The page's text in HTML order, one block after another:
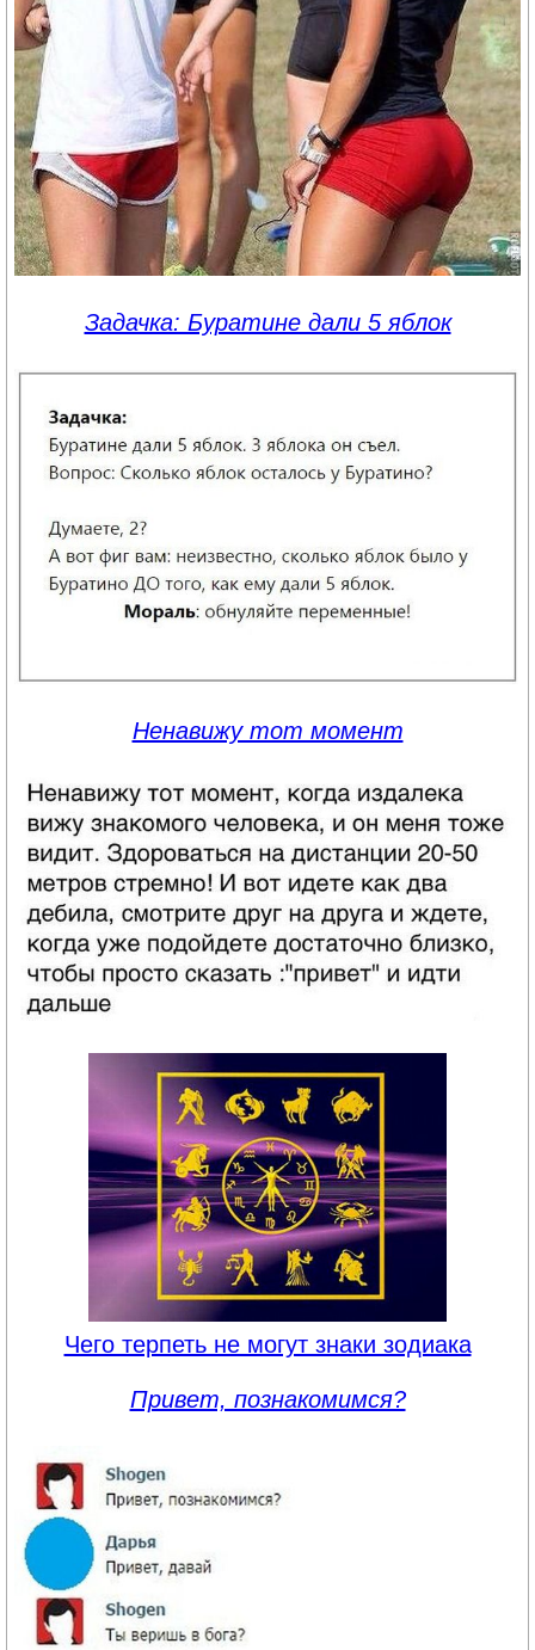
Задачка: Буратине дали 5 яблок
Ненавижу тот момент
Чего терпеть не могут знаки зодиака
Привет, познакомимся?